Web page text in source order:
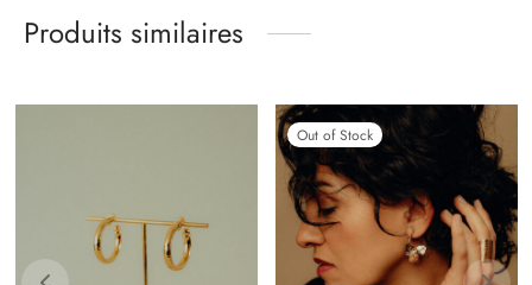
Produits similaires
Out of Stock